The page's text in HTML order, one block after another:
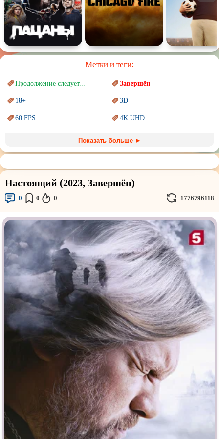
Метки и теги:
Продолжение следует... Завершён
18+ 3D
60 FPS 4K UHD
Marvel PIXAR
Sci-Fi (Научнаяфантастика) Trash (трэш) movies
Авангард иСюрреализм Ангелы и Демоны
Аниме
Врачи Гении
Дорамы Индийское кино
Киберпанк Коллекция
Комикс Маги и Волшебники
Наркотики Новогодние
Основанное на
реальных
событиях
Параллельные миры
ПереводГоблина ПереводКубик в Кубе
Кураж-Бамбей Пеплум
Подростковая жестокость Постапокалипсис
Про акул
Про апокалипсис Про богатых
Про богов Про вампиров
Про ведьм Про викингов
Показать больше ►
Настоящий (2023, Завершён)
0 0 0 1776796118